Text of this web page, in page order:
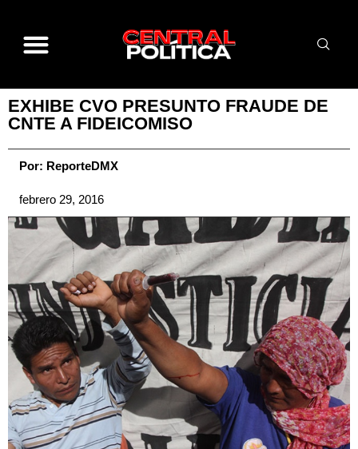
EXHIBE CVO PRESUNTO FRAUDE DE
CNTE A FIDEICOMISO
Por: ReporteDMX
febrero 29, 2016